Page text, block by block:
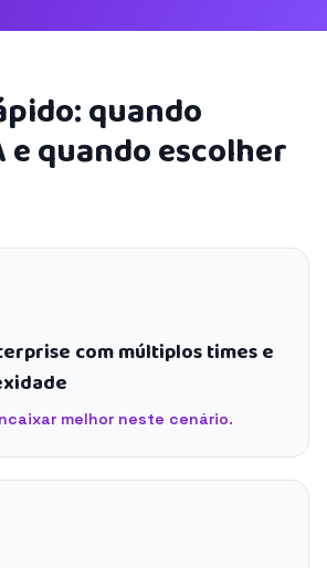
quando
e quando escolher
com múltiplos times e
melhor neste cenário.